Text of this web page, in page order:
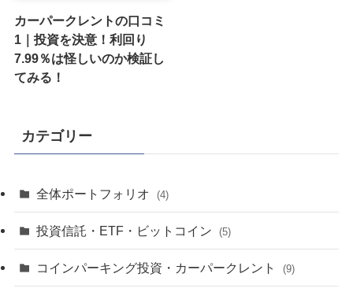
カーパークレントの口コミ
1｜投資を決意！利回り
7.99％は怪しいのか検証し
てみる！
カテゴリー
全体ポートフォリオ (4)
投資信託・ETF・ビットコイン (5)
コインパーキング投資・カーパークレント (9)